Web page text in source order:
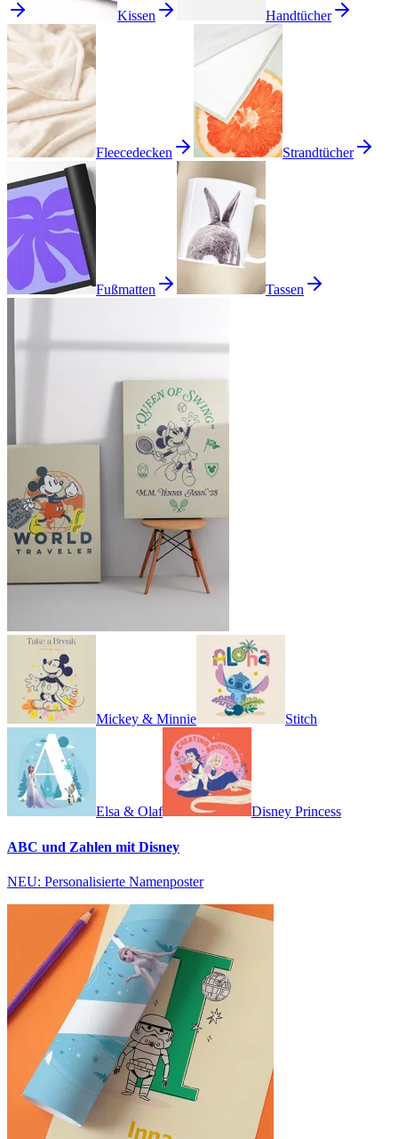
Kissen Handtücher
Fleecedecken Strandtücher
Fußmatten Tassen
Mickey & Minnie Stitch
Elsa & Olaf Disney Princess
ABC und Zahlen mit Disney
NEU: Personalisierte Namenposter